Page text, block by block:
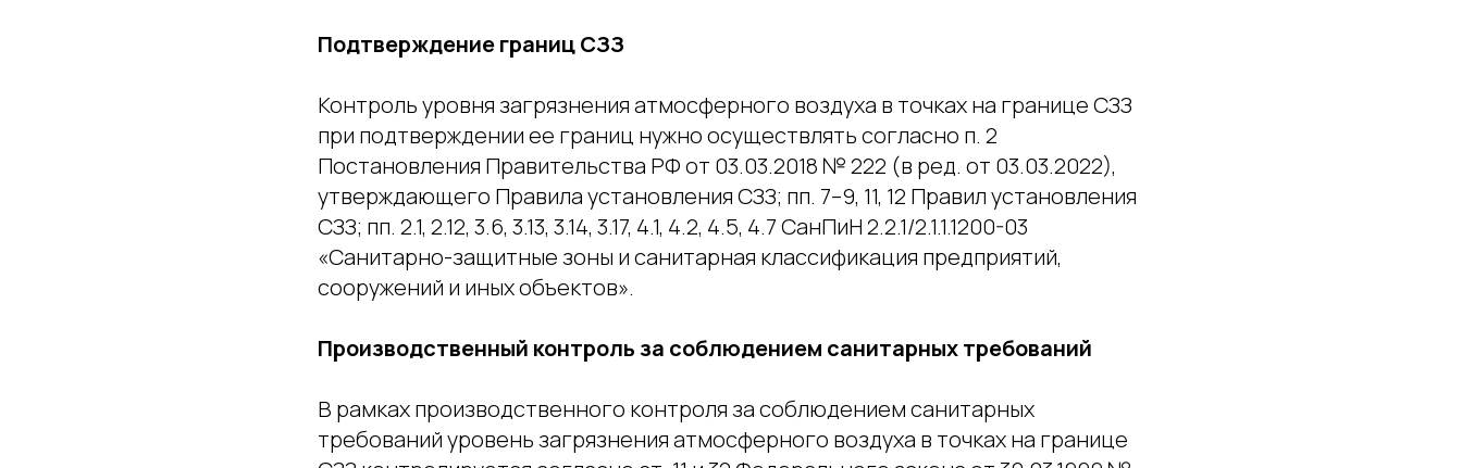
Подтверждение границ СЗЗ
Контроль уровня загрязнения атмосферного воздуха в точках на границе СЗЗ
при подтверждении ее границ нужно осуществлять согласно п. 2
Постановления Правительства РФ от 03.03.2018 № 222 (в ред. от 03.03.2022),
утверждающего Правила установления СЗЗ; пп. 7–9, 11, 12 Правил установления
СЗЗ; пп. 2.1, 2.12, 3.6, 3.13, 3.14, 3.17, 4.1, 4.2, 4.5, 4.7 СанПиН 2.2.1/2.1.1.1200-03
«Санитарно-защитные зоны и санитарная классификация предприятий,
сооружений и иных объектов».
Производственный контроль за соблюдением санитарных требований
В рамках производственного контроля за соблюдением санитарных
требований уровень загрязнения атмосферного воздуха в точках на границе